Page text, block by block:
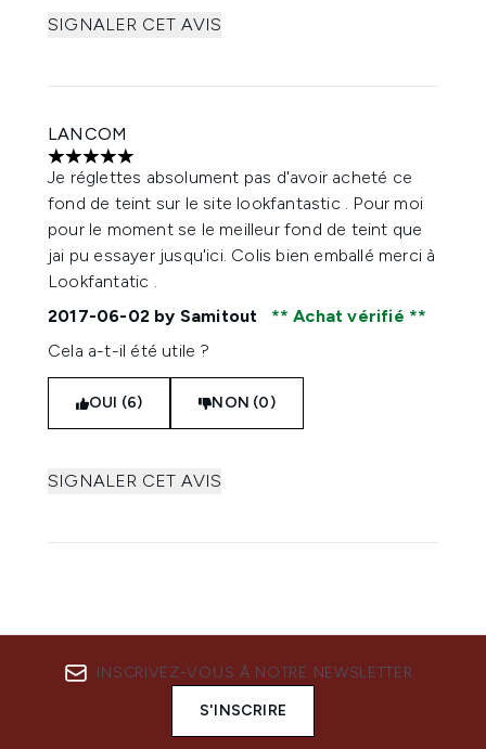
SIGNALER CET AVIS
LANCOM
5 étoiles sur un maximum de 5
Je réglettes absolument pas d'avoir acheté ce
fond de teint sur le site lookfantastic . Pour moi
pour le moment se le meilleur fond de teint que
jai pu essayer jusqu'ici. Colis bien emballé merci à
Lookfantatic .
2017-06-02 by Samitout
Achat vérifié
Cela a-t-il été utile ?
OUI (6) NON (0)
SIGNALER CET AVIS
INSCRIVEZ-VOUS À NOTRE NEWSLETTER
S'INSCRIRE